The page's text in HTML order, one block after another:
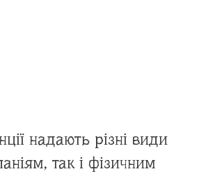
надають різні види
так і фізичним